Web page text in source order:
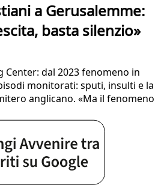
a Gerusalemme:
basta silenzio»
Center: dal 2023 fenomeno in
monitorati: sputi, insulti e la
anglicano. «Ma il fenomeno